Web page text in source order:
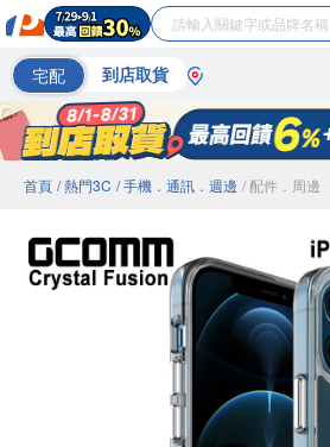
宅配 到店取貨
首頁 / 熱門3C / 手機．通訊．週邊 / 配件．周邊